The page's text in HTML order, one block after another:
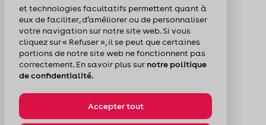
© Chambre de commerce du Montréal métropolitain
et technologies facultatifs permettent quant à
eux de faciliter, d’améliorer ou de personnaliser
votre navigation sur notre site web. Si vous
cliquez sur « Refuser », il se peut que certaines
portions de notre site web ne fonctionnent pas
correctement. En savoir plus sur notre politique
de confidentialité.
Accepter tout